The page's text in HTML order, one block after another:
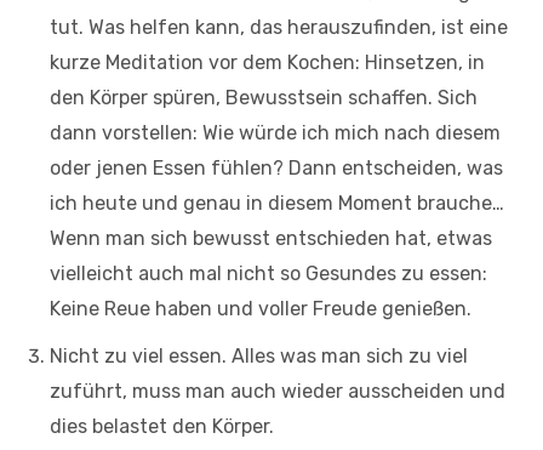
tut. Was helfen kann, das herauszufinden, ist eine
kurze Meditation vor dem Kochen: Hinsetzen, in
den Körper spüren, Bewusstsein schaffen. Sich
dann vorstellen: Wie würde ich mich nach diesem
oder jenen Essen fühlen? Dann entscheiden, was
ich heute und genau in diesem Moment brauche…
Wenn man sich bewusst entschieden hat, etwas
vielleicht auch mal nicht so Gesundes zu essen:
Keine Reue haben und voller Freude genießen.
Nicht zu viel essen. Alles was man sich zu viel
zuführt, muss man auch wieder ausscheiden und
dies belastet den Körper.